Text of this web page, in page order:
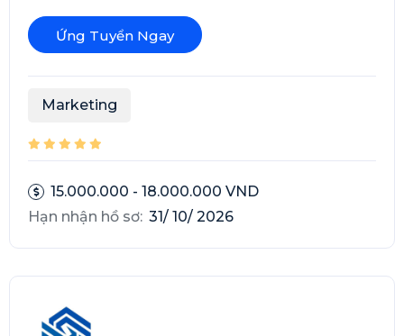
Ứng Tuyển Ngay
Marketing
15.000.000 - 18.000.000 VND
Hạn nhận hồ sơ: 31/ 10/ 2026